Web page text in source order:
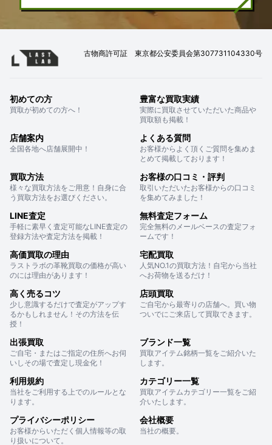
古物商許可証 東京都公安委員会第307731104330号
初めての方
買取が初めての方へ！
豊富な買取実績
実際に買取させていただいた商品や
買取額も掲載！
店舗案内
全国各地へ店舗展開中！
よくある質問
お客様からよく頂くご質問を集めま
とめて掲載しております！
買取方法
様々な買取方法をご用意！自身に合
う買取方法をお選びください。
お客様の口コミ・評判
取引いただいたお客様からの口コミ
を集めてみました！
LINE査定
手軽に素早く査定可能なLINE査定の
登録方法や査定方法を掲載！
無料査定フォーム
完全無料のメールベースの査定フォ
ームです！
高価買取の理由
ラストラボの革靴買取の価格が高い
のには理由があります！
宅配買取
人気NO.1の買取方法！自宅から当社
へお荷物を送るだけ！
高く売るコツ
少し意識するだけで査定がアップす
るかもしれません！その方法を伝
授！
店頭買取
ご自宅から最寄りの店舗へ。買い物
ついでにご来店して買取できます。
出張買取
ご自宅・またはご指定の住所へお伺
いしその場で査定し現金化！
ブランド一覧
買取アイテム銘柄一覧をご紹介いた
します。
利用規約
当社をご利用する上でのルールとな
ります。
カテゴリー一覧
買取アイテムカテゴリー一覧をご紹
介いたします。
プライバシーポリシー
お客様からいただく個人情報等の取
り扱いについて。
会社概要
当社の概要。